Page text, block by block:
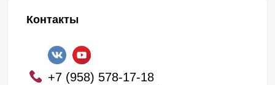
Контакты
+7 (958) 578-17-18